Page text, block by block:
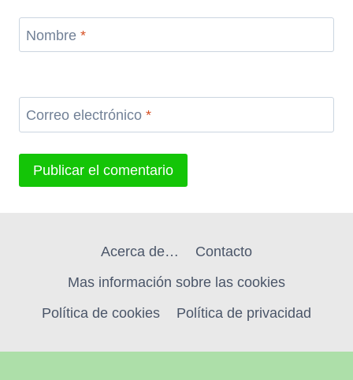
Nombre *
Correo electrónico *
Acerca de…
Contacto
Mas información sobre las cookies
Política de cookies
Política de privacidad